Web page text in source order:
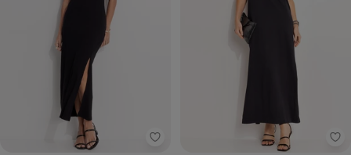
Colcci - Vestido Canelado